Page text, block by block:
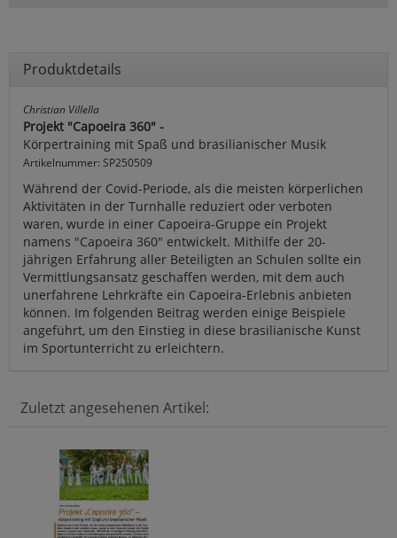
Produktdetails
Christian Villella
Projekt "Capoeira 360" -
Körpertraining mit Spaß und brasilianischer Musik
Artikelnummer: SP250509
Während der Covid-Periode, als die meisten körperlichen
Aktivitäten in der Turnhalle reduziert oder verboten
waren, wurde in einer Capoeira-Gruppe ein Projekt
namens "Capoeira 360" entwickelt. Mithilfe der 20-
jährigen Erfahrung aller Beteiligten an Schulen sollte ein
Vermittlungsansatz geschaffen werden, mit dem auch
unerfahrene Lehrkräfte ein Capoeira-Erlebnis anbieten
können. Im folgenden Beitrag werden einige Beispiele
angeführt, um den Einstieg in diese brasilianische Kunst
im Sportunterricht zu erleichtern.
Zuletzt angesehenen Artikel: